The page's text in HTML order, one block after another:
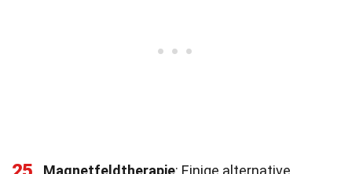
Magnetfeldtherapie: Einige alternative